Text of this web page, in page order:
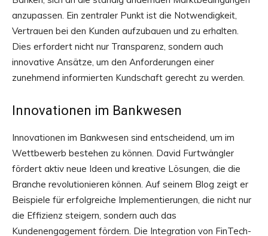
anzupassen. Ein zentraler Punkt ist die Notwendigkeit,
Vertrauen bei den Kunden aufzubauen und zu erhalten.
Dies erfordert nicht nur Transparenz, sondern auch
innovative Ansätze, um den Anforderungen einer
zunehmend informierten Kundschaft gerecht zu werden.
Innovationen im Bankwesen
Innovationen im Bankwesen sind entscheidend, um im
Wettbewerb bestehen zu können. David Furtwängler
fördert aktiv neue Ideen und kreative Lösungen, die die
Branche revolutionieren können. Auf seinem Blog zeigt er
Beispiele für erfolgreiche Implementierungen, die nicht nur
die Effizienz steigern, sondern auch das
Kundenengagement fördern. Die Integration von FinTech-